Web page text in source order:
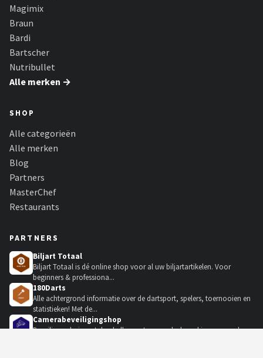
Magimix
Braun
Bardi
Bartscher
Nutribullet
Alle merken →
SHOP
Alle categorieën
Alle merken
Blog
Partners
MasterChef
Restaurants
PARTNERS
Biljart Totaal
Biljart Totaal is dé online shop voor al uw biljartartikelen. Voor
beginners & professiona...
180Darts
Alle achtergrond informatie over de dartsport, spelers, toernooien en
statistieken! Met de...
Camerabeveiligingshop
Beveilig uw huis met deurbellen met camera's, bewakingscamera's,